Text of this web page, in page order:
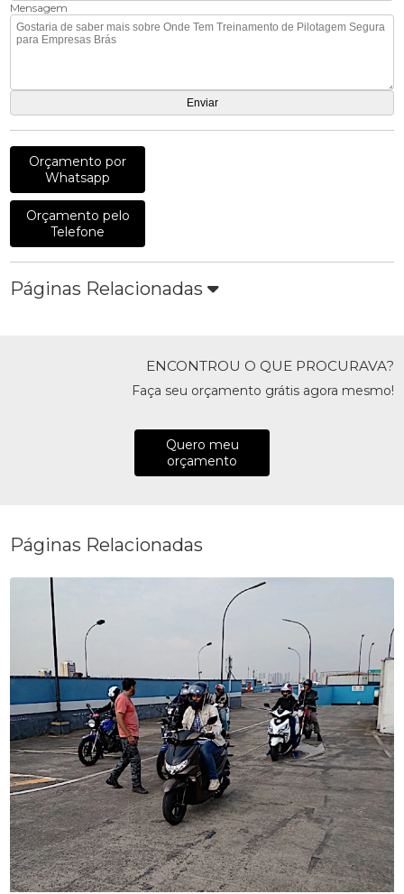
Mensagem
Orçamento por
Whatsapp
Orçamento pelo
Telefone
Páginas Relacionadas
ENCONTROU O QUE PROCURAVA?
Faça seu orçamento grátis agora mesmo!
Quero meu
orçamento
Páginas Relacionadas